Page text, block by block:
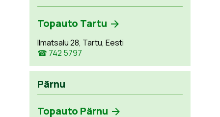
Topauto Tartu
Ilmatsalu 28, Tartu, Eesti
☎ 742 5797
Pärnu
Topauto Pärnu